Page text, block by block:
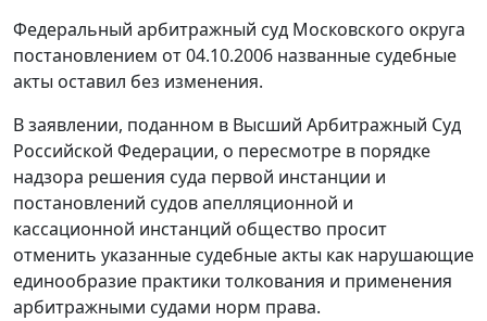
Федеральный арбитражный суд Московского округа
постановлением от 04.10.2006 названные судебные
акты оставил без изменения.
В заявлении, поданном в Высший Арбитражный Суд
Российской Федерации, о пересмотре в порядке
надзора решения суда первой инстанции и
постановлений судов апелляционной и
кассационной инстанций общество просит
отменить указанные судебные акты как нарушающие
единообразие практики толкования и применения
арбитражными судами норм права.